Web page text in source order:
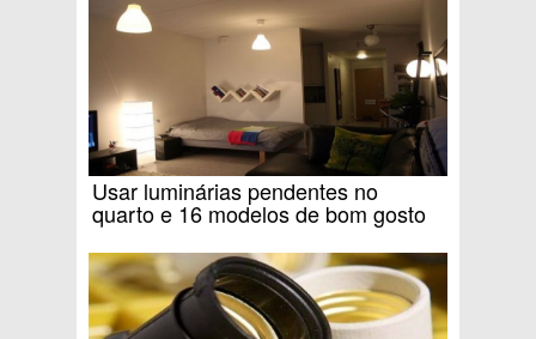
Usar luminárias pendentes no
quarto e 16 modelos de bom gosto